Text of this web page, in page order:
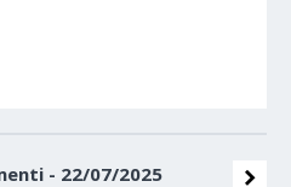
- 22/07/2025